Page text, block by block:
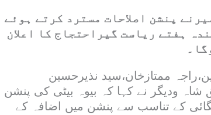
پنشن اصلاحات مسترد کرتے ہوئے
ہفتے ریاست گیراحتجاج کا اعلان
ممتازخان،سید نذیرحسین
ودیگر نے کہا کہ بیوہ بیٹی کی پنشن
کے تناسب سے پنشن میں اضافہ کے